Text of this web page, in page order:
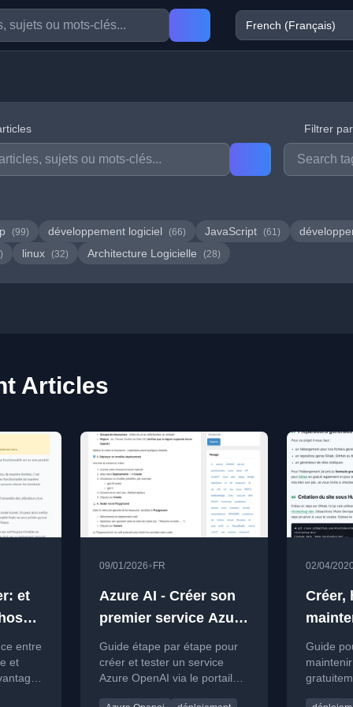
Filtrer
(99) développement logiciel (66) JavaScript (61)
linux (32) Architecture Logicielle (28)
Articles
et
entre
et
09/01/2026• FR
Azure AI - Créer son
premier service Azure
OpenAI et le tester via
le portail
Guide étape par étape pour
créer et tester un service
Azure OpenAI via le portail
02/04/
Créer,
Guide